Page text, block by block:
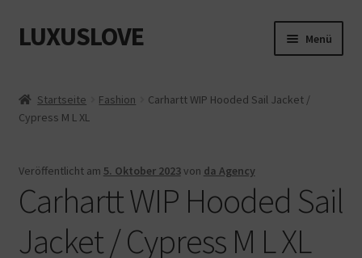
Zur
Navigation
Zum
Inhalt
LUXUSLOVE Menü
Cookie-Richtlinie (EU)
Datenschutz
Impressum
Kasse
Startseite Fashion
Carhartt WIP Hooded Sail Jacket /
Cypress M L XL
Veröffentlicht am 5. Oktober 2023von da Agency
Carhartt WIP Hooded Sail
Jacket / Cypress M L XL